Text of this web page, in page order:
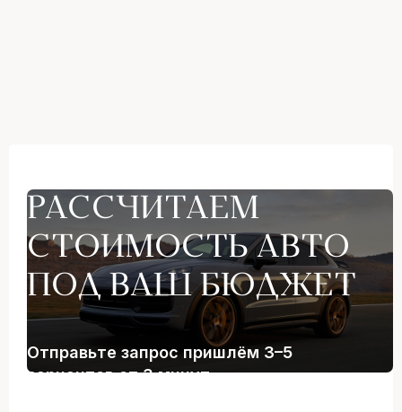
РАССЧИТАЕМ
СТОИМОСТЬ АВТО
ПОД ВАШ БЮДЖЕТ
Отправьте запрос пришлём 3–5
вариантов от 3 минут